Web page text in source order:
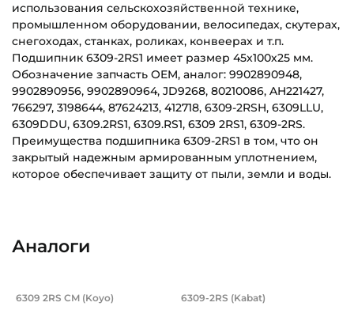
использования сельскохозяйственной технике,
промышленном оборудовании, велосипедах, скутерах,
снегоходах, станках, роликах, конвеерах и т.п.
Подшипник 6309-2RS1 имеет размер 45х100х25 мм.
Обозначение запчасть OEM, аналог: 9902890948,
9902890956, 9902890964, JD9268, 80210086, AH221427,
766297, 3198644, 87624213, 412718, 6309-2RSH, 6309LLU,
6309DDU, 6309.2RS1, 6309.RS1, 6309 2RS1, 6309-2RS.
Преимущества подшипника 6309-2RS1 в том, что он
закрытый надежным армированным уплотнением,
которое обеспечивает защиту от пыли, земли и воды.
Наружный диаметр (D):
Ширина внутреннего кольца (B):
Категория:
Аналоги
Подшипник 45х100х25 мм,
6309 2RS CM (Koyo) Подшипник
6309-2RS (Kabat)